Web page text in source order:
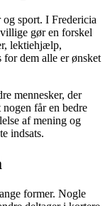
sport. I Fredericia
gør en forskel
lektiehjælp,
dem alle er ønsket
mennesker, der
får en bedre
af mening og
indsats.
former. Nogle